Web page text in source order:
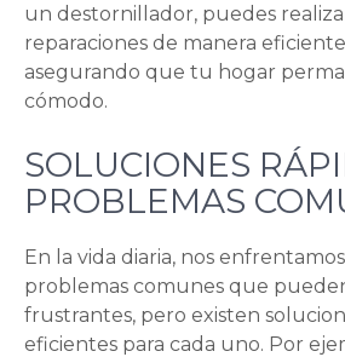
un destornillador, puedes
reparaciones de manera
asegurando que tu hogar
cómodo.
SOLUCIONES
PROBLEMAS
En la vida diaria, nos
problemas comunes que
frustrantes, pero existen
eficientes para cada uno. Por